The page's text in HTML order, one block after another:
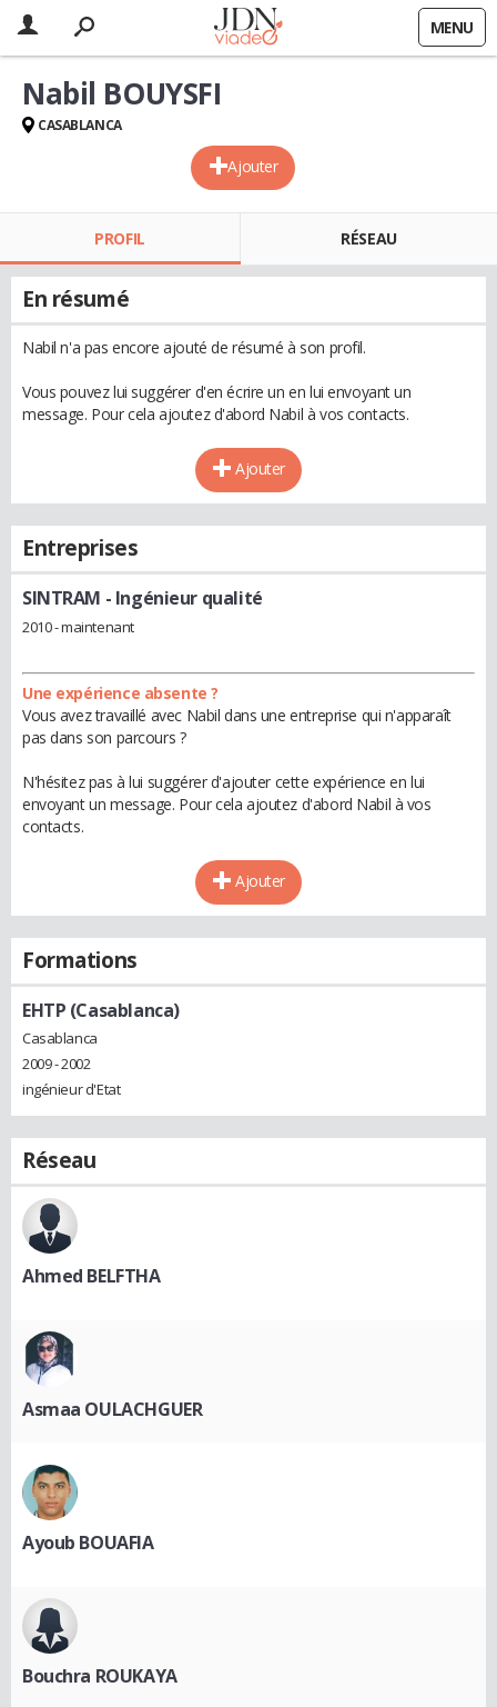
MENU
Ajouter
Nabil BOUYSFI
CASABLANCA
PROFIL RÉSEAU
En résumé
Nabil n'a pas encore ajouté de résumé à son profil.
Vous pouvez lui suggérer d'en écrire un en lui envoyant un
message. Pour cela ajoutez d'abord Nabil à vos contacts.
Ajouter
Entreprises
SINTRAM - Ingénieur qualité
2010 - maintenant
Une expérience absente ?
Vous avez travaillé avec Nabil dans une entreprise qui n'apparaît
pas dans son parcours ?
N'hésitez pas à lui suggérer d'ajouter cette expérience en lui
envoyant un message. Pour cela ajoutez d'abord Nabil à vos
contacts.
Ajouter
Formations
EHTP (Casablanca)
Casablanca
2009 - 2002
ingénieur d'Etat
Réseau
Ahmed BELFTHA
Asmaa OULACHGUER
Ayoub BOUAFIA
Bouchra ROUKAYA